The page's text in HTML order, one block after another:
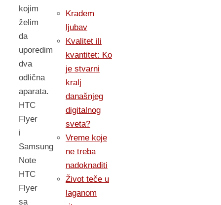
kojim
želim
da
uporedim
dva
odlična
aparata.
HTC
Flyer
i
Samsung
Note
HTC
Flyer
sa
Kradem
ljubav
Kvalitet ili
kvantitet: Ko
je stvarni
kralj
današnjeg
digitalnog
sveta?
Vreme koje
ne treba
nadoknaditi
Život teče u
laganom